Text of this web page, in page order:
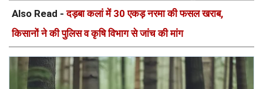
Also Read -दड़बा कलां में 30 एकड़ नरमा की फसल खराब,
किसानों ने की पुलिस व कृषि विभाग से जांच की मांग